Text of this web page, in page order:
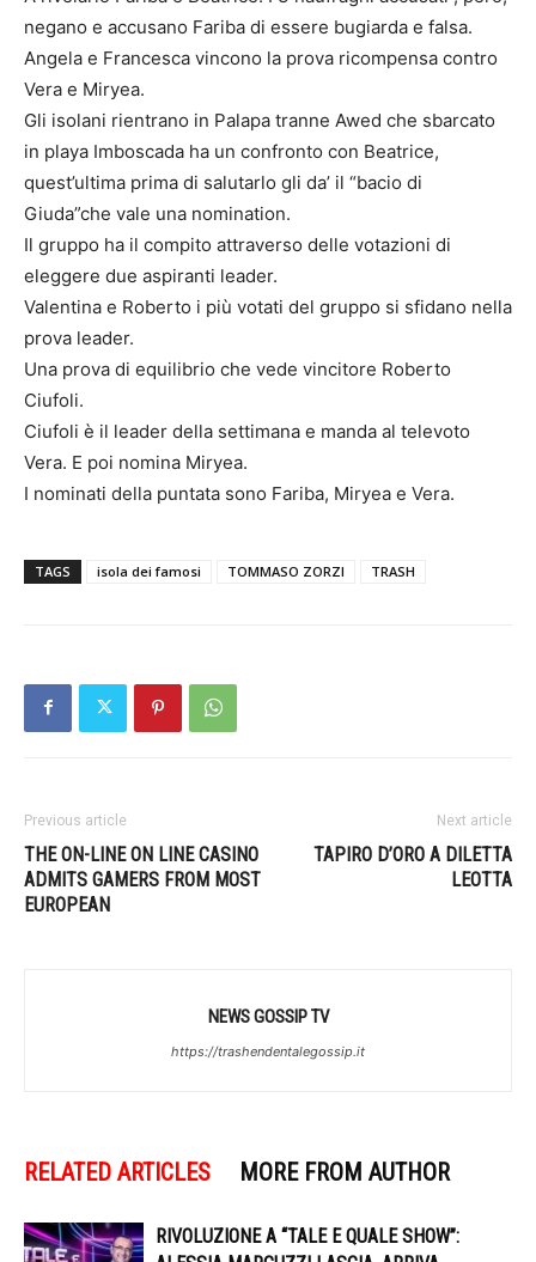
negano e accusano Fariba di essere bugiarda e falsa.
Angela e Francesca vincono la prova ricompensa contro
Vera e Miryea.
Gli isolani rientrano in Palapa tranne Awed che sbarcato
in playa Imboscada ha un confronto con Beatrice,
quest’ultima prima di salutarlo gli da’ il “bacio di
Giuda”che vale una nomination.
Il gruppo ha il compito attraverso delle votazioni di
eleggere due aspiranti leader.
Valentina e Roberto i più votati del gruppo si sfidano nella
prova leader.
Una prova di equilibrio che vede vincitore Roberto
Ciufoli.
Ciufoli è il leader della settimana e manda al televoto
Vera. E poi nomina Miryea.
I nominati della puntata sono Fariba, Miryea e Vera.
TAGS isola dei famosi TOMMASO ZORZI TRASH
Previous article
THE ON-LINE ON LINE CASINO
ADMITS GAMERS FROM MOST
EUROPEAN
Next article
TAPIRO D’ORO A DILETTA
LEOTTA
NEWS GOSSIP TV
https://trashendentalegossip.it
RELATED ARTICLES MORE FROM AUTHOR
RIVOLUZIONE A “TALE E QUALE SHOW”: